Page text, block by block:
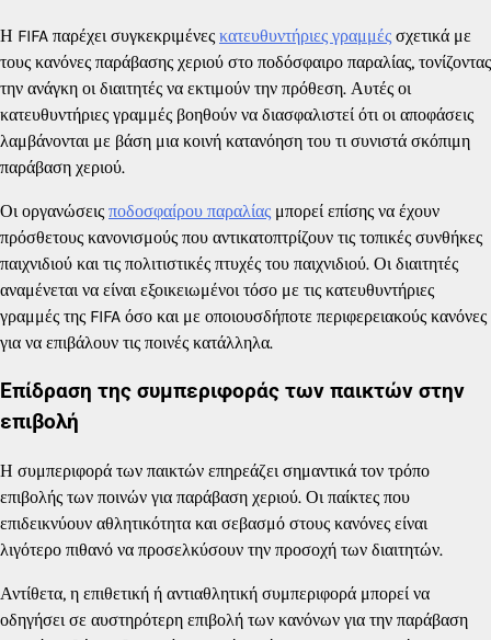
Η FIFA παρέχει συγκεκριμένες κατευθυντήριες γραμμές σχετικά με
τους κανόνες παράβασης χεριού στο ποδόσφαιρο παραλίας, τονίζοντας
την ανάγκη οι διαιτητές να εκτιμούν την πρόθεση. Αυτές οι
κατευθυντήριες γραμμές βοηθούν να διασφαλιστεί ότι οι αποφάσεις
λαμβάνονται με βάση μια κοινή κατανόηση του τι συνιστά σκόπιμη
παράβαση χεριού.
Οι οργανώσεις ποδοσφαίρου παραλίας μπορεί επίσης να έχουν
πρόσθετους κανονισμούς που αντικατοπτρίζουν τις τοπικές συνθήκες
παιχνιδιού και τις πολιτιστικές πτυχές του παιχνιδιού. Οι διαιτητές
αναμένεται να είναι εξοικειωμένοι τόσο με τις κατευθυντήριες
γραμμές της FIFA όσο και με οποιουσδήποτε περιφερειακούς κανόνες
για να επιβάλουν τις ποινές κατάλληλα.
Επίδραση της συμπεριφοράς των παικτών στην
επιβολή
Η συμπεριφορά των παικτών επηρεάζει σημαντικά τον τρόπο
επιβολής των ποινών για παράβαση χεριού. Οι παίκτες που
επιδεικνύουν αθλητικότητα και σεβασμό στους κανόνες είναι
λιγότερο πιθανό να προσελκύσουν την προσοχή των διαιτητών.
Αντίθετα, η επιθετική ή αντιαθλητική συμπεριφορά μπορεί να
οδηγήσει σε αυστηρότερη επιβολή των κανόνων για την παράβαση